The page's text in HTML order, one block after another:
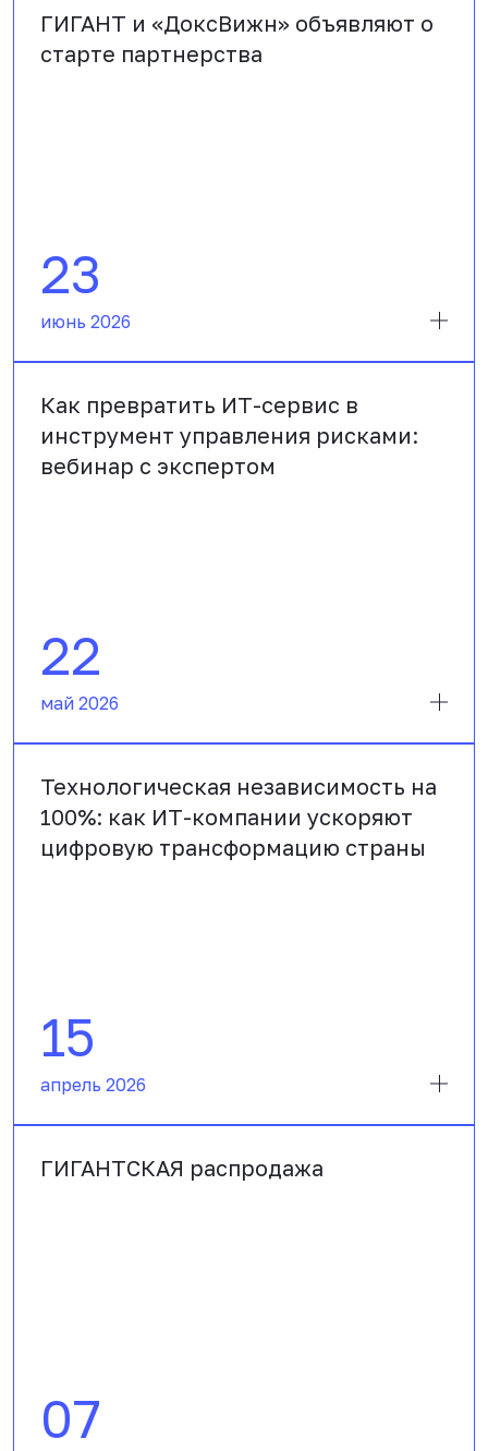
ГИГАНТ и «ДоксВижн» объявляют о
старте партнерства
23
июнь 2026
Как превратить ИТ-сервис в
инструмент управления рисками:
вебинар с экспертом
22
май 2026
Технологическая независимость на
100%: как ИТ-компании ускоряют
цифровую трансформацию страны
15
апрель 2026
ГИГАНТСКАЯ распродажа
07